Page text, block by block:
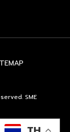
SME